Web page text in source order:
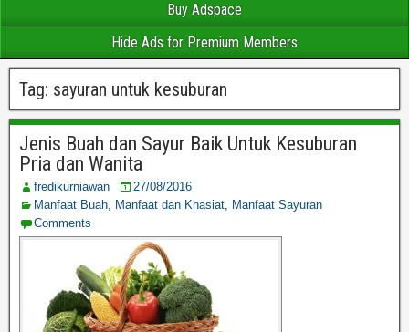
Buy Adspace
Hide Ads for Premium Members
Tag: sayuran untuk kesuburan
Jenis Buah dan Sayur Baik Untuk Kesuburan
Pria dan Wanita
fredikurniawan
27/08/2016
Manfaat Buah, Manfaat dan Khasiat, Manfaat Sayuran
Comments